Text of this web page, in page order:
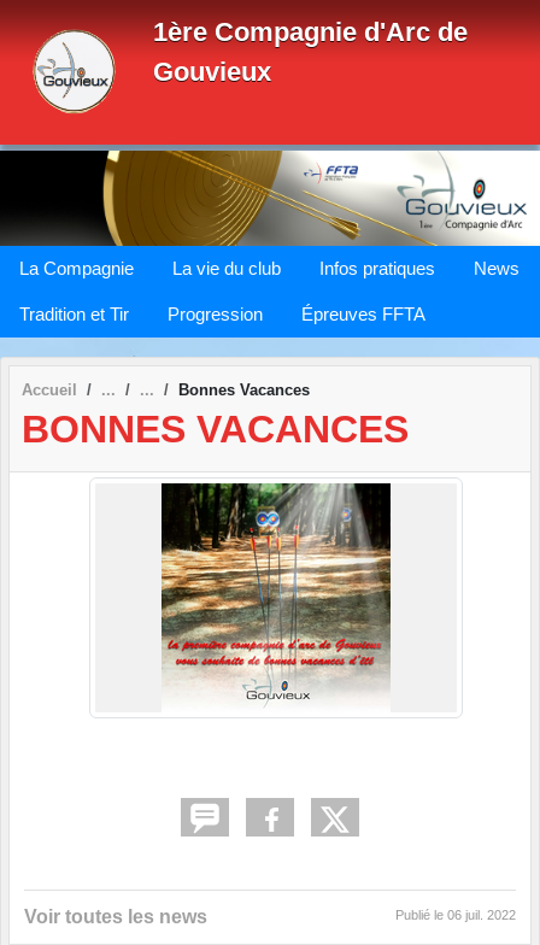
1ère Compagnie d'Arc de
Gouvieux
La Compagnie La vie du club Infos pratiques News
Tradition et Tir Progression Épreuves FFTA
Accueil Bonnes Vacances
BONNES VACANCES
Voir toutes les news Publié le 06 juil. 2022